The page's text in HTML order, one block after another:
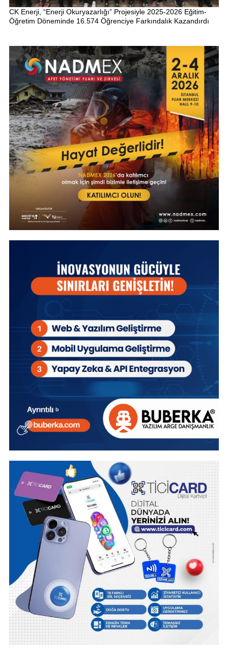
CK Enerji, “Enerji Okuryazarlığı” Projesiyle 2025-2026 Eğitim-
Öğretim Döneminde 16.574 Öğrenciye Farkındalık Kazandırdı